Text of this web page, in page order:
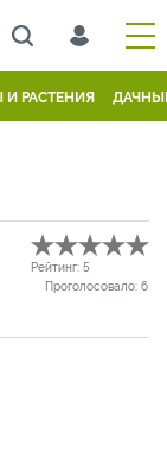
И РАСТЕНИЯ
Рейтинг: 5
Проголосовало: 6